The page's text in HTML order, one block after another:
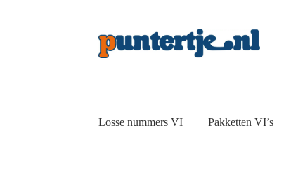
Losse nummers VI Pakketten VI’s